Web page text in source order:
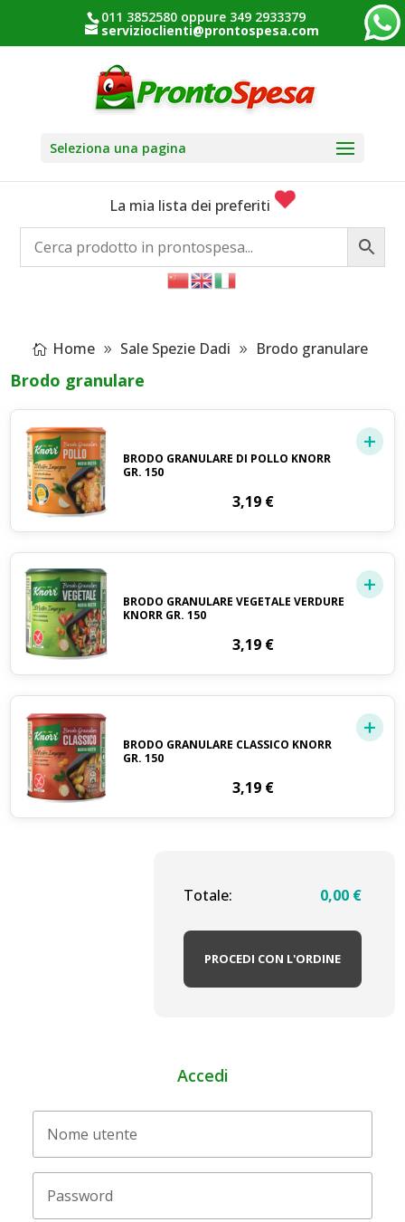
011 3852580 oppure 349 2933379
servizioclienti@prontospesa.com
Seleziona una pagina
La mia lista dei preferiti
Home Sale Spezie Dadi Brodo granulare
Brodo granulare
BRODO GRANULARE DI POLLO KNORR
GR. 150
3,19 €
BRODO GRANULARE VEGETALE VERDURE
KNORR GR. 150
3,19 €
BRODO GRANULARE CLASSICO KNORR
GR. 150
3,19 €
Totale: 0,00 €
PROCEDI CON L'ORDINE
Accedi